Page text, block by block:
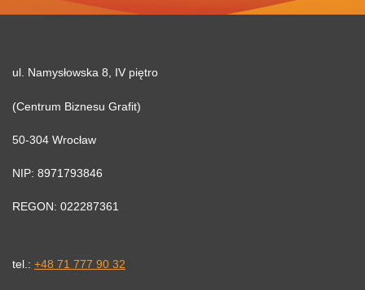
ul. Namysłowska 8, IV piętro
(Centrum Biznesu Grafit)
50-304 Wrocław
NIP: 8971793846
REGON: 022287361
tel.: +48 71 777 90 32